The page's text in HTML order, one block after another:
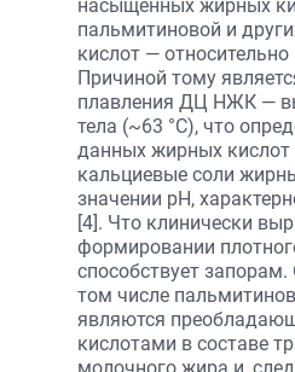
насыщенных жирных
пальмитиновой и
кислот — относительно
Причиной тому
плавления ДЦ НЖК —
тела (~63 °С), что
данных жирных
кальциевые соли
значении pH,
[4]. Что клинически
формировании
способствует
том числе
являются
кислотами в составе